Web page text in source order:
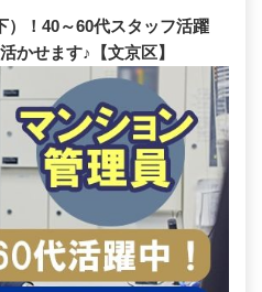
）！40～60代スタッフ活躍
かせます♪【文京区】